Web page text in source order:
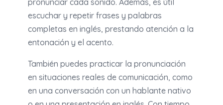
pronunciar cada sonido. Además, es útil
escuchar y repetir frases y palabras
completas en inglés, prestando atención a la
entonación y el acento.
También puedes practicar la pronunciación
en situaciones reales de comunicación, como
en una conversación con un hablante nativo